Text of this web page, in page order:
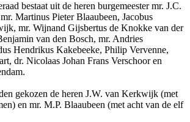
bestaat uit de heren burgemeester mr. J.C.
Martinus Pieter Blaaubeen, Jacobus
mr. Wijnand Gijsbertus de Knokke van der
van den Bosch, mr. Andries
Hendrikus Kakebeeke, Philip Vervenne,
dr. Nicolaas Johan Frans Verschoor en
gekozen de heren J.W. van Kerkwijk (met
en mr. M.P. Blaaubeen (met acht van de elf